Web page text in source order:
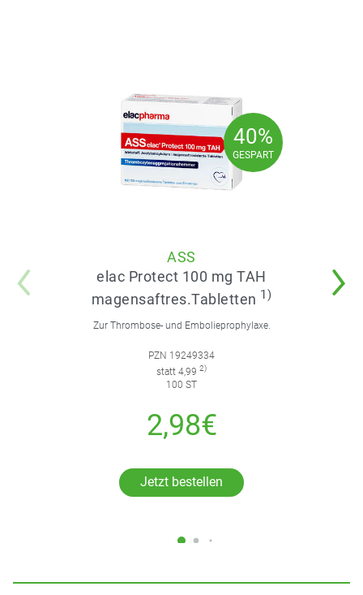
40%
GESPART
40%
GESPART
ASS
elac Protect 100 mg TAH
magensaftres.Tabletten 1)
Zur Thrombose- und Embolieprophylaxe.
PZN 19249334
statt 4,99 2)
100 ST
2,98€
Jetzt bestellen